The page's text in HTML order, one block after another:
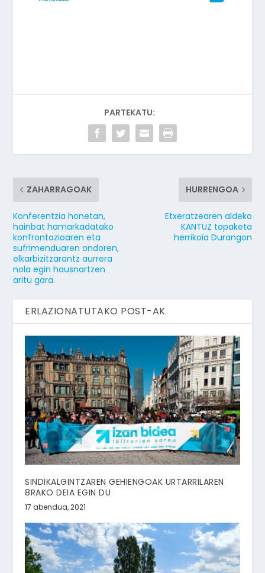
PARTEKATU:
ZAHARRAGOAK
Konferentzia honetan,
hainbat hamarkadatako
konfrontazioaren eta
sufrimenduaren ondoren,
elkarbizitzarantz aurrera
nola egin hausnartzen
aritu gara.
HURRENGOA
Etxeratzearen aldeko
KANTUZ topaketa
herrikoia Durangon
ERLAZIONATUTAKO POST-AK
SINDIKALGINTZAREN GEHIENGOAK URTARRILAREN
8RAKO DEIA EGIN DU
17 abendua, 2021